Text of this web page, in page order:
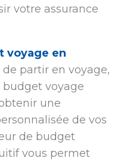
votre assurance
voyage en
partir en voyage,
budget voyage
une
de vos
de budget
vous permet